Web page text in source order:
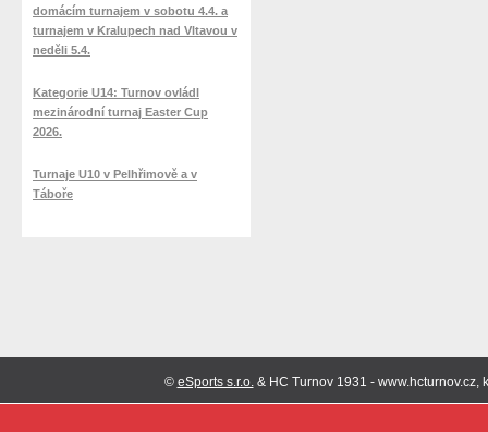
domácím turnajem v sobotu 4.4. a
turnajem v Kralupech nad Vltavou v
neděli 5.4.
Kategorie U14: Turnov ovládl
mezinárodní turnaj Easter Cup
2026.
Turnaje U10 v Pelhřimově a v
Táboře
© eSports s.r.o.& HC Turnov 1931 -